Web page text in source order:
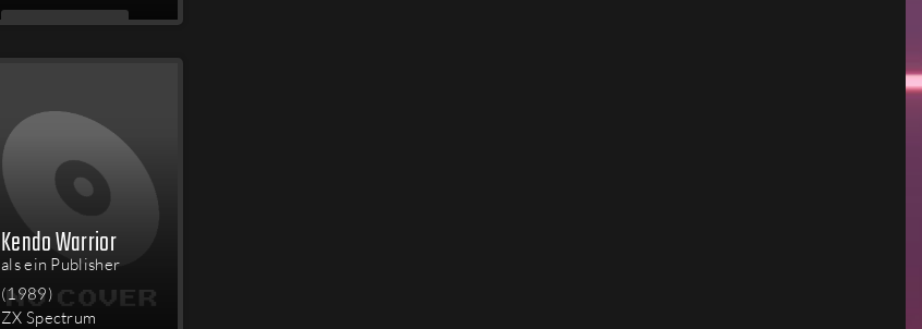
MEHR
Kendo Warrior
als ein Publisher
(1989)
ZX Spectrum